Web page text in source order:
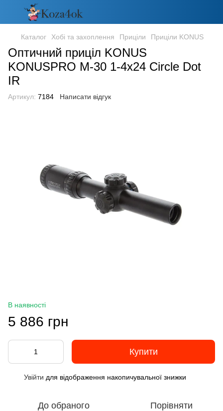
Каталог Хобі та захоплення Приціли Приціли KONUS
Оптичний приціл KONUS
KONUSPRO M-30 1-4x24 Circle Dot
IR
Артикул: 7184 Написати відгук
В наявності
5 886 грн
Купити
Увійти для відображення накопичувальної знижки
До обраного Порівняти